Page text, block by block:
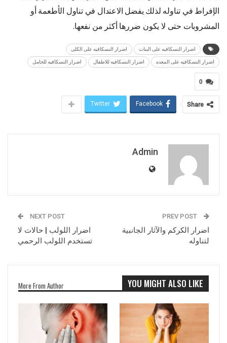
الإفراط في تناوله لذلك يفضل الاعتدال في تناول الأطعمة أو
المشروبات حتى لا يكون ضررها أكثر من نفعها.
اضرار النسكافيه على البنات اضرار النسكافيه على الكلى
اضرار النسكافيه على المعده اضرار النسكافيه للاطفال اضرار النسكافيه للحامل
0
Share
Facebook
Twitter
Admin
اضرار الكركم والآثار الجانبية
لتناوله
NEXT POST
اضرار اللولب | حالات لا
تستخدم اللولب الرحمي
YOU MIGHT ALSO LIKE
More From Author